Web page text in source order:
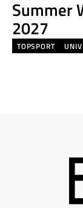
Summer
2027
TOPSPORT